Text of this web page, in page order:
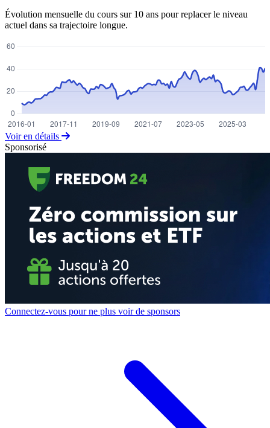
Évolution mensuelle du cours sur 10 ans pour replacer le niveau
actuel dans sa trajectoire longue.
Voir en détails
Sponsorisé
Connectez-vous pour ne plus voir de sponsors